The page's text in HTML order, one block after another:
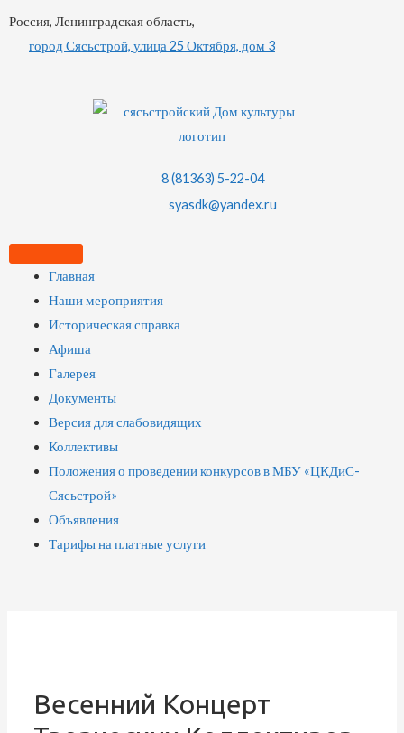
Россия, Ленинградская область,
город Сясьстрой, улица 25 Октября, дом 3
8 (81363) 5-22-04
syasdk@yandex.ru
Главная
Наши мероприятия
Историческая справка
Афиша
Галерея
Документы
Версия для слабовидящих
Коллективы
Положения о проведении конкурсов в МБУ «ЦКДиС-
Сясьстрой»
Объявления
Тарифы на платные услуги
Весенний Концерт